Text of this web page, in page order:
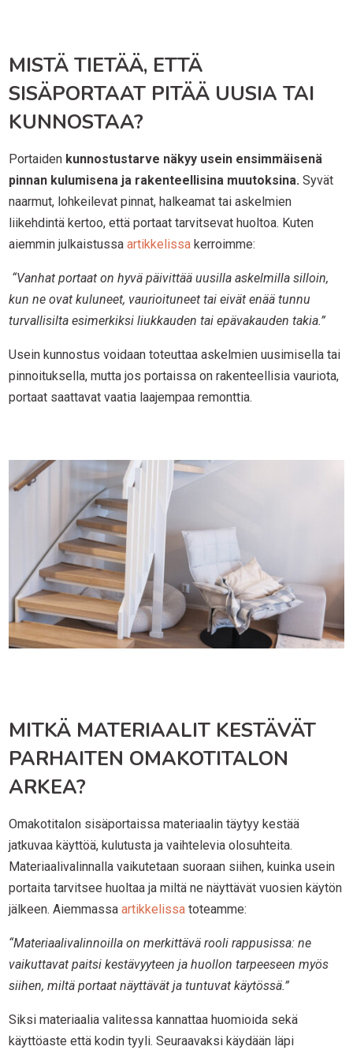
MISTÄ TIETÄÄ, ETTÄ
SISÄPORTAAT PITÄÄ UUSIA TAI
KUNNOSTAA?
Portaiden kunnostustarve näkyy usein ensimmäisenä
pinnan kulumisena ja rakenteellisina muutoksina. Syvät
naarmut, lohkeilevat pinnat, halkeamat tai askelmien
liikehdintä kertoo, että portaat tarvitsevat huoltoa. Kuten
aiemmin julkaistussaartikkelissa kerroimme:
“Vanhat portaat on hyvä päivittää uusilla askelmilla silloin,
kun ne ovat kuluneet, vaurioituneet tai eivät enää tunnu
turvallisilta esimerkiksi liukkauden tai epävakauden takia.”
Usein kunnostus voidaan toteuttaa askelmien uusimisella tai
pinnoituksella, mutta jos portaissa on rakenteellisia vauriota,
portaat saattavat vaatia laajempaa remonttia.
MITKÄ MATERIAALIT KESTÄVÄT
PARHAITEN OMAKOTITALON
ARKEA?
Omakotitalon sisäportaissa materiaalin täytyy kestää
jatkuvaa käyttöä, kulutusta ja vaihtelevia olosuhteita.
Materiaalivalinnalla vaikutetaan suoraan siihen, kuinka usein
portaita tarvitsee huoltaa ja miltä ne näyttävät vuosien käytön
jälkeen. Aiemmassaartikkelissa toteamme:
“Materiaalivalinnoilla on merkittävä rooli rappusissa: ne
vaikuttavat paitsi kestävyyteen ja huollon tarpeeseen myös
siihen, miltä portaat näyttävät ja tuntuvat käytössä.”
Siksi materiaalia valitessa kannattaa huomioida sekä
käyttöaste että kodin tyyli. Seuraavaksi käydään läpi